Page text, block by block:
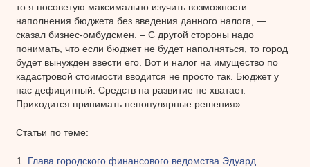
то я посоветую максимально изучить возможности
наполнения бюджета без введения данного налога, —
сказал бизнес-омбудсмен. – С другой стороны надо
понимать, что если бюджет не будет наполняться, то город
будет вынужден ввести его. Вот и налог на имущество по
кадастровой стоимости вводится не просто так. Бюджет у
нас дефицитный. Средств на развитие не хватает.
Приходится принимать непопулярные решения».
Статьи по теме:
Глава городского финансового ведомства Эдуард